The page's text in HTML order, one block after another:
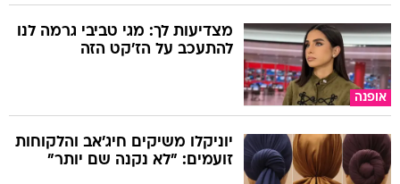
אופנה
מצדיעות לך: מגי טביבי גרמה לנו
להתעכב על הז'קט הזה
יוניקלו משיקים חיג'אב והלקוחות
זועמים: "לא נקנה שם יותר"